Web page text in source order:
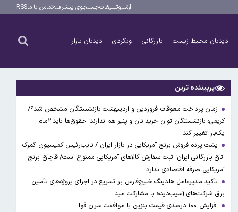
آرشیوتبلیغاتجستجوی پیشرفتهتماس با ماRSS
دیدبان محیط زیست بازرگانی وبگردی دیدبان بازار
پربیننده ترین
زمان پرداخت معوقات فروردین و اردیبهشت بازنشستگان مشخص شد؟/
کریمی: بازنشستگان توان خرید نان و پنیر هم ندارند؛ حقوق‌ها باید ۲ماه
یک‌بار تغییر کند
پشت پرده فروش برنج آمریکایی در بازار ایران / نایب‌رئیس کمیسیون گمرک
اتاق بازرگانی ایران؛ ثبت سفارش کالاهای آمریکایی ممنوع است/ قاچاق برنج
آمریکایی صرفه اقتصادی ندارد
تأکید مدیرعامل هلدینگ خلیج‌فارس بر تسریع در اجرای پروژه‌های تأمین
برق شرکت‌های آسیب‌دیده با مشارکت مپنا
افزایش ۱۰۰ درصدی قیمت بنزین با موافقت سران قوا